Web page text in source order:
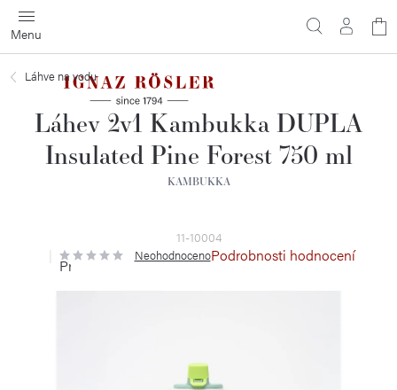
Přejít
na
obsah
Láhve na vodu
Láhev 2v1 Kambukka DUPLA
Insulated Pine Forest 750 ml
KAMBUKKA
11-10004
Průměrné
hodnocení
NeohodnocenoPodrobnosti hodnocení